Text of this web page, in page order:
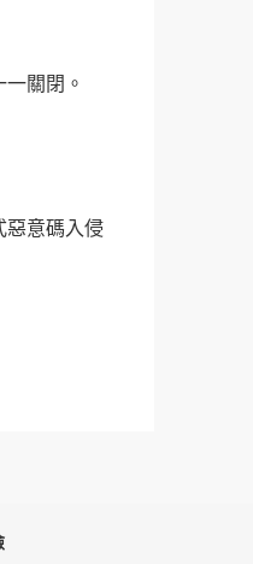
關閉。
惡意碼入侵